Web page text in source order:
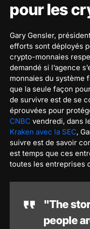
pour les
Gary Gensler,
efforts sont déployés
crypto-monnaies
demandé si l’agence
monnaies du système
que la seule façon
de survivre est de se
éprouvées pour
CNBC vendredi, dans
Kraken avec la SEC,
suivre est de savoir
est temps que ces
toutes les entreprises
"The
people